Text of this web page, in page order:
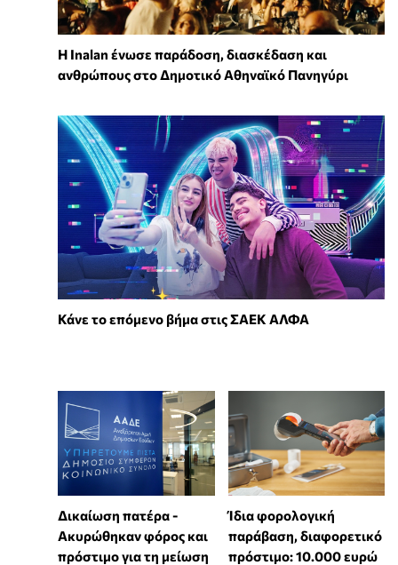
Η Inalan ένωσε παράδοση, διασκέδαση και
ανθρώπους στο Δημοτικό Αθηναϊκό Πανηγύρι
Κάνε το επόμενο βήμα στις ΣΑΕΚ ΑΛΦΑ
Δικαίωση πατέρα -
Ακυρώθηκαν φόρος και
πρόστιμο για τη μείωση
Ίδια φορολογική
παράβαση, διαφορετικό
πρόστιμο: 10.000 ευρώ